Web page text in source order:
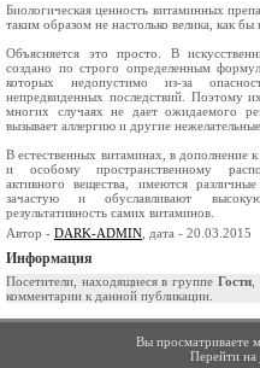
Биологическая ценность витаминных
таким образом не настолько велика, как бы
Объясняется это просто. В
создано по строго определенным
которых недопустимо из-за
непредвиденных последствий. Поэтому
многих случаях не дает ожидаемого
вызывает аллергию и другие
В естественных витаминах, в дополнение
и особому пространственному
активного вещества, имеются
зачастую и обуславливают
результативность самих витаминов.
Автор - DARK-ADMIN , дата - 20.03.2015
Информация
Посетители, находящиеся в группе Гости,
комментарии к данной публикации.
Вы просматриваете
Перейти на